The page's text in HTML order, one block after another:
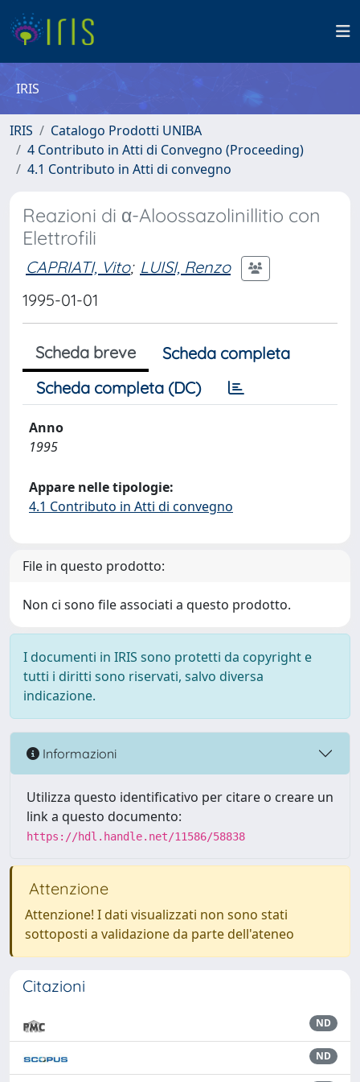
IRIS
IRIS
Catalogo Prodotti UNIBA
4 Contributo in Atti di Convegno (Proceeding)
4.1 Contributo in Atti di convegno
Reazioni di α-Aloossazolinillitio con
Elettrofili
CAPRIATI, Vito; LUISI, Renzo
1995-01-01
Scheda breve
Scheda completa
Scheda completa (DC)
Anno
1995
Appare nelle tipologie:
4.1 Contributo in Atti di convegno
File in questo prodotto:
Non ci sono file associati a questo prodotto.
I documenti in IRIS sono protetti da copyright e
tutti i diritti sono riservati, salvo diversa
indicazione.
Informazioni
Utilizza questo identificativo per citare o creare un
link a questo documento:
https://hdl.handle.net/11586/58838
Attenzione
Attenzione! I dati visualizzati non sono stati
sottoposti a validazione da parte dell'ateneo
Citazioni
ND
ND